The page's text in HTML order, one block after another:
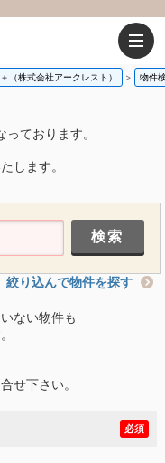
（株式会社アークレスト） 物件
ております。
します。
絞り込んで物件を探す
ない物件も
せ下さい。
必須